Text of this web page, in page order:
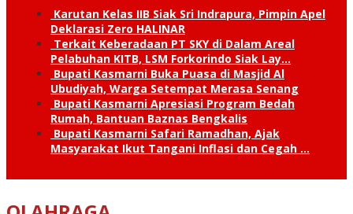
Karutan Kelas IIB Siak Sri Indrapura, Pimpin Apel
Deklarasi Zero HALINAR
Terkait Keberadaan PT SKY di Dalam Areal
Pelabuhan KITB, LSM Forkorindo Siak Lay…
Bupati Kasmarni Buka Puasa di Masjid Al
Ubudiyah, Warga Setempat Merasa Senang
Bupati Kasmarni Apresiasi Program Bedah
Rumah, Bantuan Baznas Bengkalis
Bupati Kasmarni Safari Ramadhan, Ajak
Masyarakat Ikut Tangani Inflasi dan Cegah …